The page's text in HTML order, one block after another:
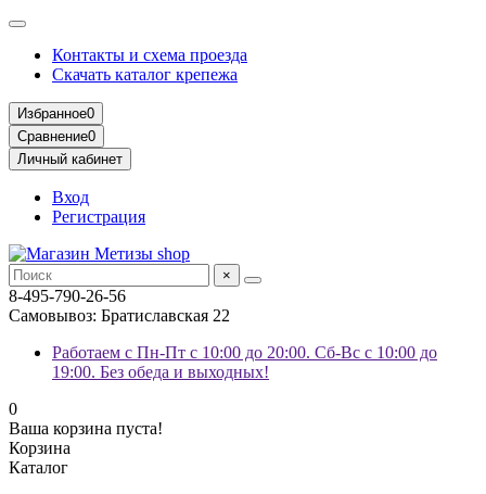
Контакты и схема проезда
Скачать каталог крепежа
Избранное0
Сравнение0
Личный кабинет
Вход
Регистрация
×
8-495-790-26-56
Самовывоз: Братиславская 22
Работаем с Пн-Пт с 10:00 до 20:00. Сб-Вс с 10:00 до
19:00. Без обеда и выходных!
0
Ваша корзина пуста!
Корзина
Каталог